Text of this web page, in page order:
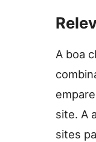
A boa
site. A
sites